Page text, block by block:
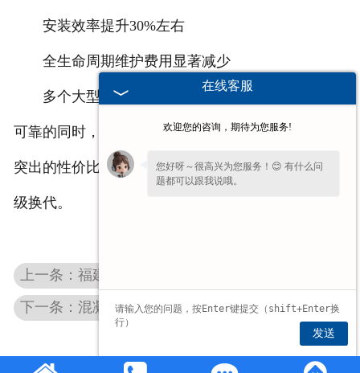
安装效率提升30%左右
全生命周期维护费用显著减少
多个大型项目应用案例显示，该产品在确保质量
可靠的同时，能为项目整体节省可观的建设成本。其
突出的性价比优势，正在推动建筑行业屋面系统的升
级换代。
下一条：混凝土双T板与钢屋面对比 工程采购成本参考
在线客服
欢迎您的咨询，期待为您服务!
您好呀～很高兴为您服务！😊 有什么问
题都可以跟我说哦。
发送